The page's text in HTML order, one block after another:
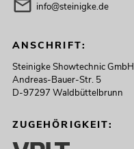
info@steinigke.de
ANSCHRIFT:
Steinigke Showtechnic GmbH
Andreas-Bauer-Str. 5
D-97297 Waldbüttelbrunn
ZUGEHÖRIGKEIT: